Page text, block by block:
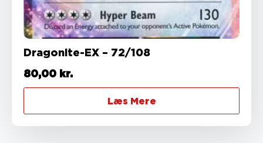
Dragonite-EX – 72/108
80,00 kr.
Læs Mere